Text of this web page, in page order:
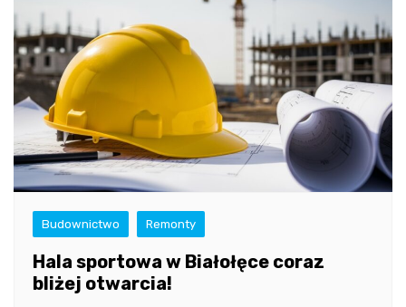
Budownictwo Remonty
Hala sportowa w Białołęce coraz
bliżej otwarcia!